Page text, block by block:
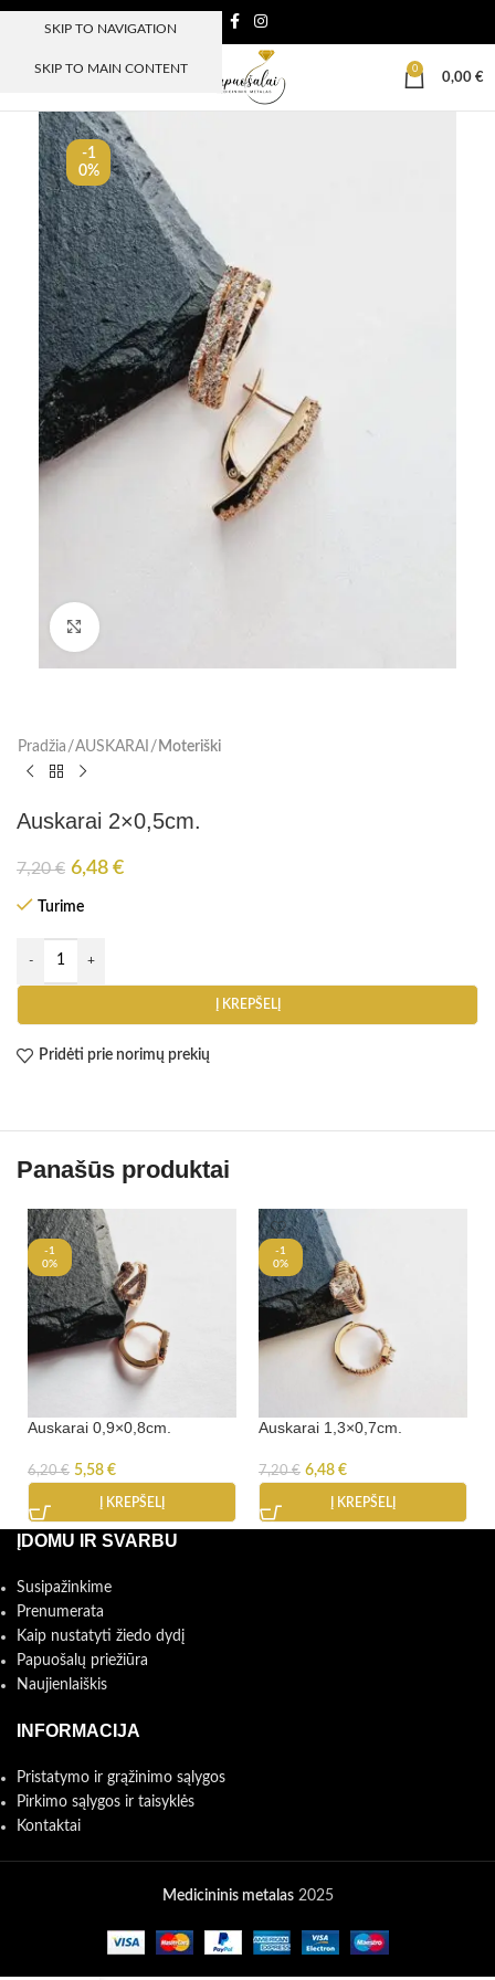
SKIP TO NAVIGATION
SKIP TO MAIN CONTENT
MENIU
0
0,00 €
-1
0%
Pradžia AUSKARAI Moteriški
Auskarai 2×0,5cm.
7,20€ 6,48 €
Turime
Į KREPŠELĮ
Pridėti prie norimų prekių
Panašūs produktai
-1
0%
Auskarai 0,9×0,8cm.
6,20€ 5,58 €
Į KREPŠELĮ
-1
0%
Auskarai 1,3×0,7cm.
7,20€ 6,48 €
Į KREPŠELĮ
ĮDOMU IR SVARBU
Susipažinkime
Prenumerata
Kaip nustatyti žiedo dydį
Papuošalų priežiūra
Naujienlaiškis
INFORMACIJA
Pristatymo ir grąžinimo sąlygos
Pirkimo sąlygos ir taisyklės
Kontaktai
Medicininis metalas2025